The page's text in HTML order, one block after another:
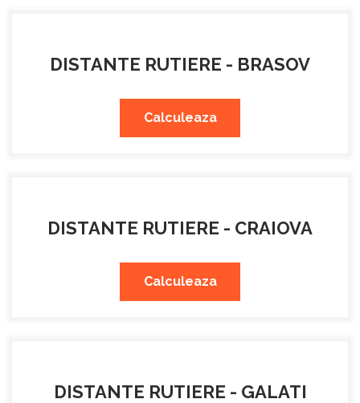
DISTANTE RUTIERE - BRASOV
Calculeaza
DISTANTE RUTIERE - CRAIOVA
Calculeaza
DISTANTE RUTIERE - GALATI